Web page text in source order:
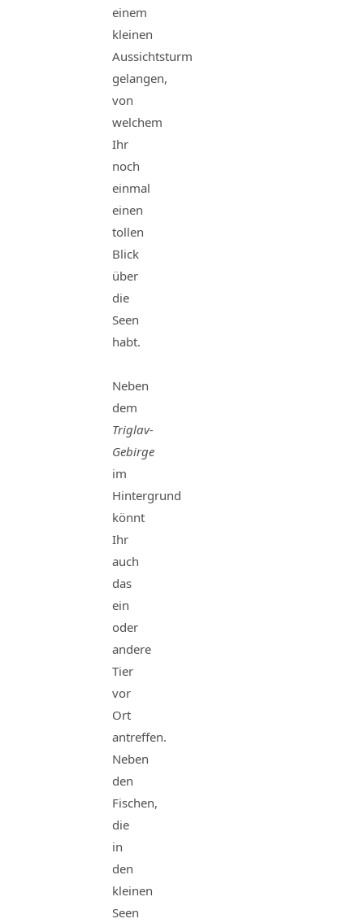
einem
kleinen
Aussichtsturm
gelangen,
von
welchem
Ihr
noch
einmal
einen
tollen
Blick
über
die
Seen
habt.
Neben
dem
Triglav-
Gebirge
im
Hintergrund
könnt
Ihr
auch
das
ein
oder
andere
Tier
vor
Ort
antreffen.
Neben
den
Fischen,
die
in
den
kleinen
Seen